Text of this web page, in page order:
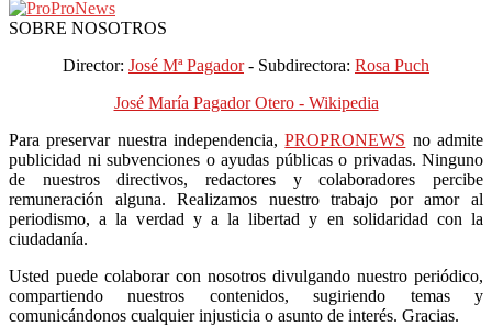
SOBRE NOSOTROS
Director: José Mª Pagador- Subdirectora: Rosa Puch
José María Pagador Otero - Wikipedia
Para preservar nuestra independencia,PROPRONEWS no admite
publicidad ni subvenciones o ayudas públicas o privadas. Ninguno
de nuestros directivos, redactores y colaboradores percibe
remuneración alguna. Realizamos nuestro trabajo por amor al
periodismo, a la verdad y a la libertad y en solidaridad con la
ciudadanía.
Usted puede colaborar con nosotros divulgando nuestro periódico,
compartiendo nuestros contenidos, sugiriendo temas y
comunicándonos cualquier injusticia o asunto de interés. Gracias.